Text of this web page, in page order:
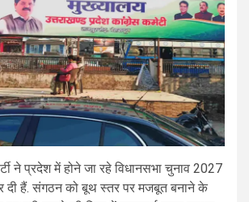
ने प्रदेश में होने जा रहे विधानसभा चुनाव 2027
दी हैं. संगठन को बूथ स्तर पर मजबूत बनाने के